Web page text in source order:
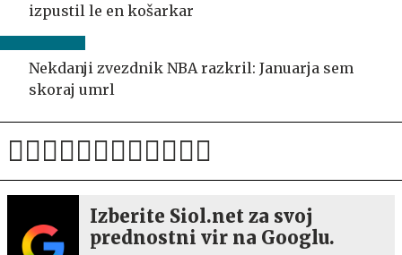
izpustil le en košarkar
Nekdanji zvezdnik NBA razkril: Januarja sem
skoraj umrl
Izberite Siol.net za svoj
prednostni vir na Googlu.